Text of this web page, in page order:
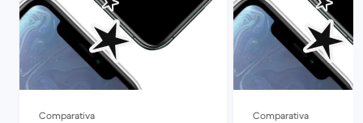
Comparativa Comparativa